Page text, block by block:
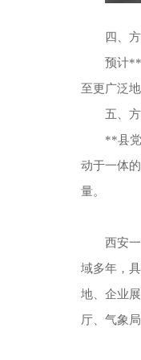
四、
预计
至更广泛
五、
**县
动于一体
量。
西安
域多年，
地、企业
厅、气象